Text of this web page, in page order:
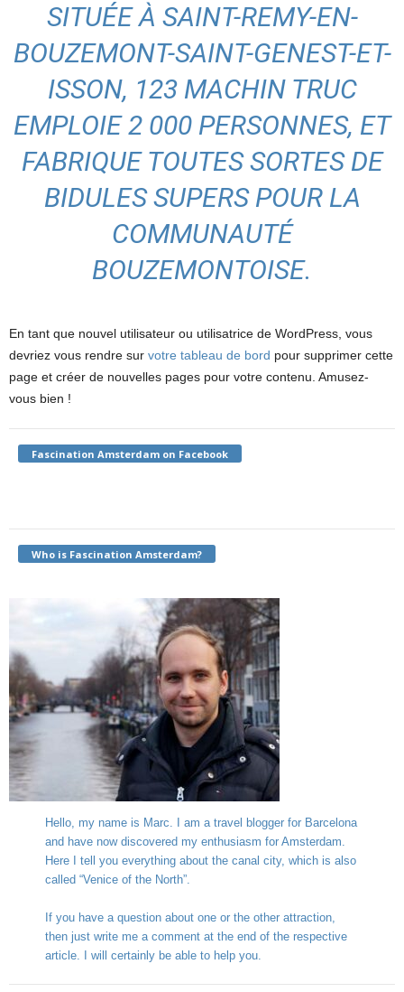
SITUÉE À SAINT-REMY-EN-
BOUZEMONT-SAINT-GENEST-ET-
ISSON, 123 MACHIN TRUC
EMPLOIE 2 000 PERSONNES, ET
FABRIQUE TOUTES SORTES DE
BIDULES SUPERS POUR LA
COMMUNAUTÉ
BOUZEMONTOISE.
En tant que nouvel utilisateur ou utilisatrice de WordPress, vous
devriez vous rendre sur votre tableau de bord pour supprimer cette
page et créer de nouvelles pages pour votre contenu. Amusez-
vous bien !
Fascination Amsterdam on Facebook
Who is Fascination Amsterdam?
Hello, my name is Marc. I am a travel blogger for Barcelona
and have now discovered my enthusiasm for Amsterdam.
Here I tell you everything about the canal city, which is also
called “Venice of the North”.
If you have a question about one or the other attraction,
then just write me a comment at the end of the respective
article. I will certainly be able to help you.